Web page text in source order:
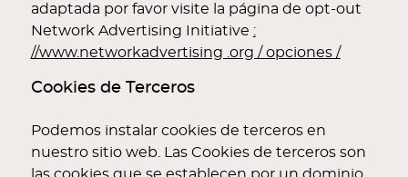
adaptada por favor visite la página de opt-out
Network Advertising Initiative :
//www.networkadvertising .org / opciones /
Cookies de Terceros
Podemos instalar cookies de terceros en
nuestro sitio web. Las Cookies de terceros son
las cookies que se establecen por un dominio